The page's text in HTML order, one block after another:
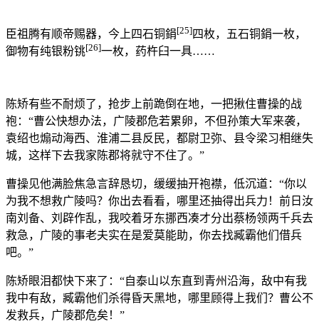
臣祖腾有顺帝赐器，今上四石铜鋗[25]四枚，五石铜鋗一枚，
御物有纯银粉铫[26]一枚，药杵臼一具……
陈矫有些不耐烦了，抢步上前跪倒在地，一把揪住曹操的战
袍：“曹公快想办法，广陵郡危若累卵，不但孙策大军来袭，
袁绍也煽动海西、淮浦二县反民，都尉卫弥、县令梁习相继失
城，这样下去我家陈郡将就守不住了。”
曹操见他满脸焦急言辞恳切，缓缓抽开袍襟，低沉道：“你以
为我不想救广陵吗？你出去看看，哪里还抽得出兵力！前日汝
南刘备、刘辟作乱，我咬着牙东挪西凑才分出蔡杨领两千兵去
救急，广陵的事老夫实在是爱莫能助，你去找臧霸他们借兵
吧。”
陈矫眼泪都快下来了：“自泰山以东直到青州沿海，敌中有我
我中有敌，臧霸他们杀得昏天黑地，哪里顾得上我们？曹公不
发救兵，广陵郡危矣！”